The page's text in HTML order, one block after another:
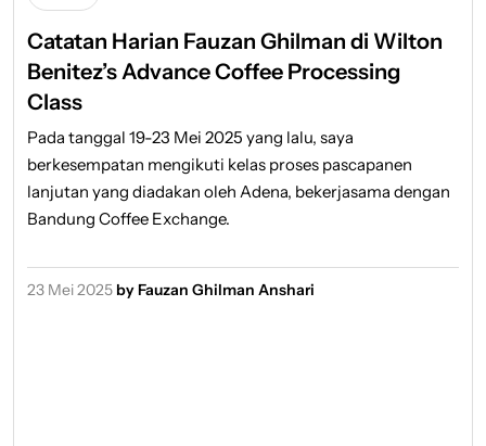
Catatan Harian Fauzan Ghilman di Wilton
Benitez’s Advance Coffee Processing
Class
Pada tanggal 19-23 Mei 2025 yang lalu, saya
berkesempatan mengikuti kelas proses pascapanen
lanjutan yang diadakan oleh Adena, bekerjasama dengan
Bandung Coffee Exchange.
23 Mei 2025 by Fauzan Ghilman Anshari